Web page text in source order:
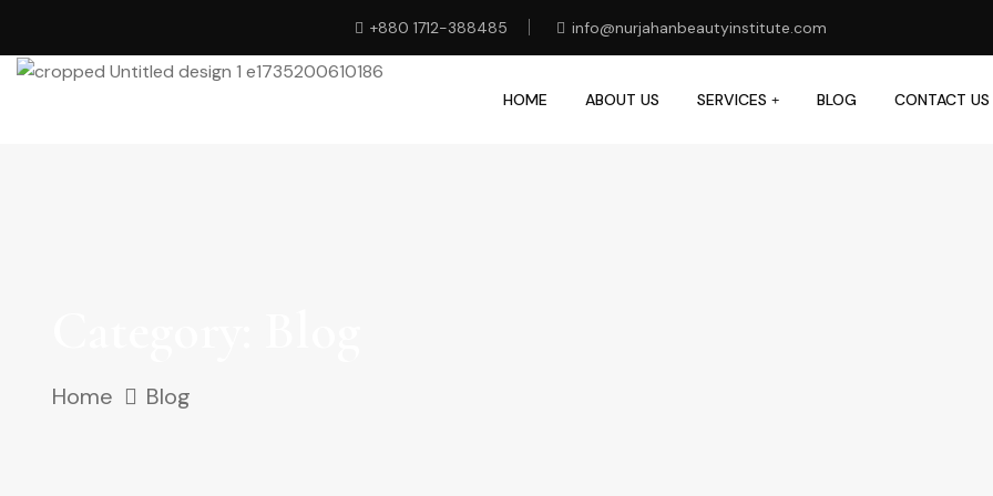
+880 1712-388485 info@nurjahanbeautyinstitute.com
HOME ABOUT US SERVICES BLOG CONTACT US
Home Blog